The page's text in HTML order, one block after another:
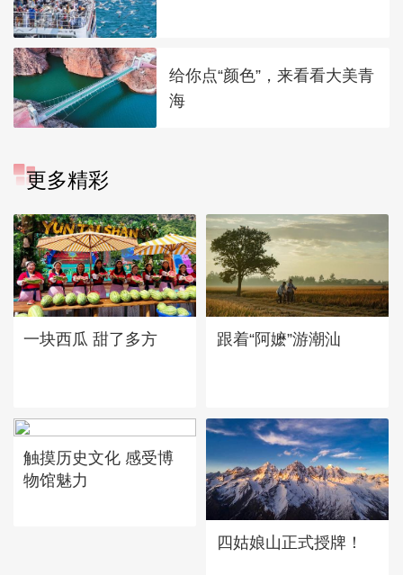
给你点“颜色”，来看看大美青
海
更多精彩
一块西瓜 甜了多方 跟着“阿嬷”游潮汕
触摸历史文化 感受博
物馆魅力
四姑娘山正式授牌！